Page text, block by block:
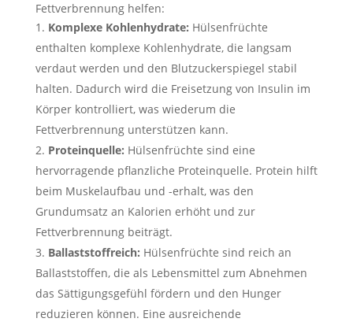
Fettverbrennung helfen:
Komplexe Kohlenhydrate: Hülsenfrüchte
enthalten komplexe Kohlenhydrate, die langsam
verdaut werden und den Blutzuckerspiegel stabil
halten. Dadurch wird die Freisetzung von Insulin im
Körper kontrolliert, was wiederum die
Fettverbrennung unterstützen kann.
Proteinquelle: Hülsenfrüchte sind eine
hervorragende pflanzliche Proteinquelle. Protein hilft
beim Muskelaufbau und -erhalt, was den
Grundumsatz an Kalorien erhöht und zur
Fettverbrennung beiträgt.
Ballaststoffreich: Hülsenfrüchte sind reich an
Ballaststoffen, die als Lebensmittel zum Abnehmen
das Sättigungsgefühl fördern und den Hunger
reduzieren können. Eine ausreichende